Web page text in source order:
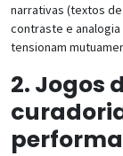
narrativas (textos
contraste e
tensionam
2. Jogos